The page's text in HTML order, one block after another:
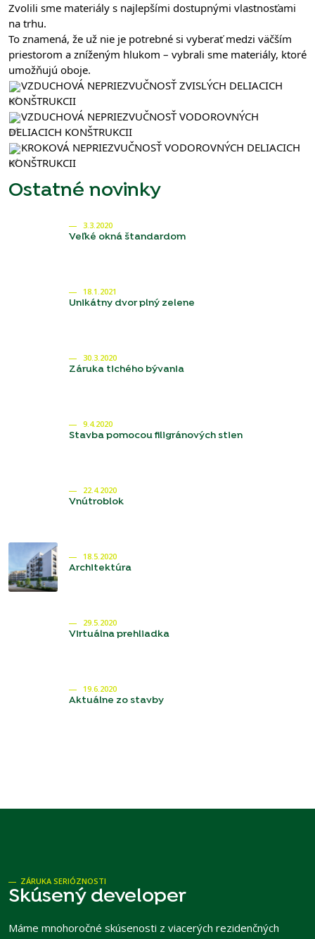
Zvolili sme materiály s najlepšími dostupnými vlastnosťami
na trhu.
To znamená, že už nie je potrebné si vyberať medzi väčším
priestorom a zníženým hlukom – vybrali sme materiály, ktoré
umožňujú oboje.
VZDUCHOVÁ NEPRIEZVUČNOSŤ ZVISLÝCH DELIACICH
KONŠTRUKCII
VZDUCHOVÁ NEPRIEZVUČNOSŤ VODOROVNÝCH
DELIACICH KONŠTRUKCII
KROKOVÁ NEPRIEZVUČNOSŤ VODOROVNÝCH DELIACICH
KONŠTRUKCII
Ostatné novinky
3.3.2020
Veľké okná štandardom
18.1.2021
Unikátny dvor plný zelene
30.3.2020
Záruka tichého bývania
9.4.2020
Stavba pomocou filigránových stien
22.4.2020
Vnútroblok
18.5.2020
Architektúra
29.5.2020
Virtuálna prehliadka
19.6.2020
Aktuálne zo stavby
ZÁRUKA SERIÓZNOSTI
Skúsený developer
Máme mnohoročné skúsenosti z viacerých rezidenčných